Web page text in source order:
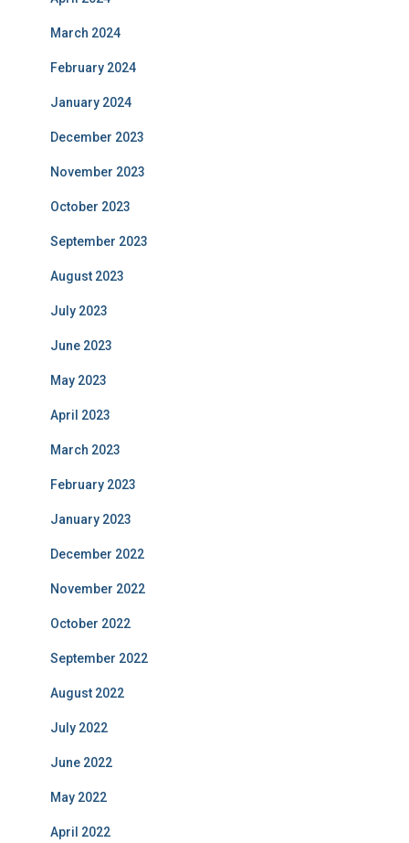
March 2024
February 2024
January 2024
December 2023
November 2023
October 2023
September 2023
August 2023
July 2023
June 2023
May 2023
April 2023
March 2023
February 2023
January 2023
December 2022
November 2022
October 2022
September 2022
August 2022
July 2022
June 2022
May 2022
April 2022